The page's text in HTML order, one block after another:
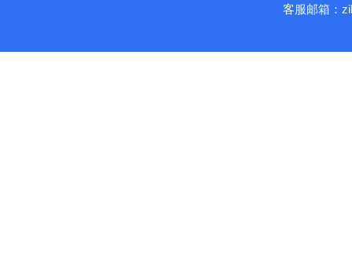
客服邮箱：